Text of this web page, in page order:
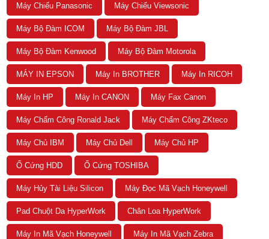
Máy Chiếu Panasonic Máy Chiếu Viewsonic
Máy Bộ Đàm ICOM Máy Bộ Đàm JBL
Máy Bộ Đàm Kenwood Máy Bộ Đàm Motorola
MÁY IN EPSON Máy In BROTHER Máy In RICOH
Máy In HP Máy In CANON Máy Fax Canon
Máy Chấm Công Ronald Jack Máy Chấm Công ZKteco
Máy Chủ IBM Máy Chủ Dell Máy Chủ HP
Ổ Cứng HDD Ổ Cứng TOSHIBA
Máy Hủy Tài Liệu Silicon Máy Đọc Mã Vạch Honeywell
Pad Chuột Da HyperWork Chân Loa HyperWork
Máy In Mã Vạch Honeywell Máy In Mã Vạch Zebra